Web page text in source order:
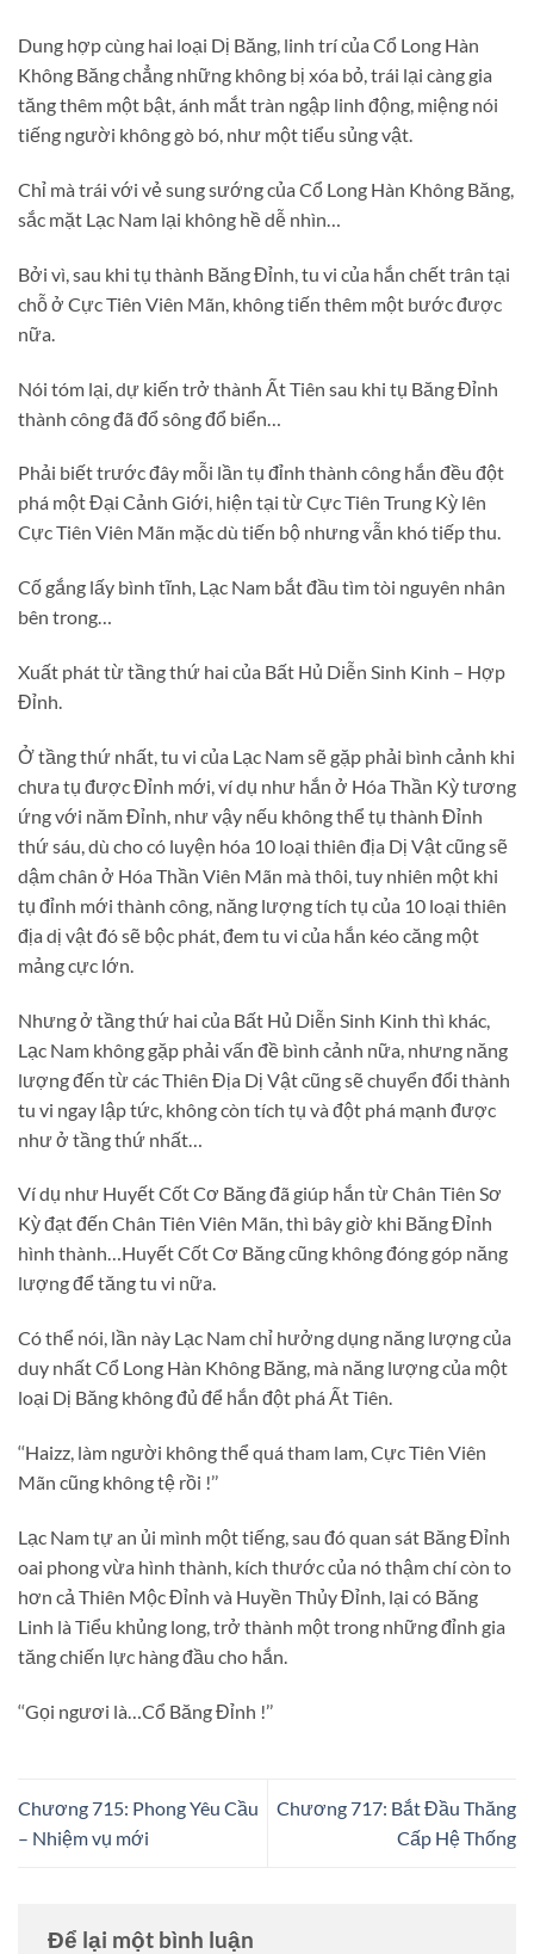
Dung hợp cùng hai loại Dị Băng, linh trí của Cổ Long Hàn
Không Băng chẳng những không bị xóa bỏ, trái lại càng gia
tăng thêm một bật, ánh mắt tràn ngập linh động, miệng nói
tiếng người không gò bó, như một tiểu sủng vật.
Chỉ mà trái với vẻ sung sướng của Cổ Long Hàn Không Băng,
sắc mặt Lạc Nam lại không hề dễ nhìn…
Bởi vì, sau khi tụ thành Băng Đỉnh, tu vi của hắn chết trân tại
chỗ ở Cực Tiên Viên Mãn, không tiến thêm một bước được
nữa.
Nói tóm lại, dự kiến trở thành Ất Tiên sau khi tụ Băng Đỉnh
thành công đã đổ sông đổ biển…
Phải biết trước đây mỗi lần tụ đỉnh thành công hắn đều đột
phá một Đại Cảnh Giới, hiện tại từ Cực Tiên Trung Kỳ lên
Cực Tiên Viên Mãn mặc dù tiến bộ nhưng vẫn khó tiếp thu.
Cố gắng lấy bình tĩnh, Lạc Nam bắt đầu tìm tòi nguyên nhân
bên trong…
Xuất phát từ tầng thứ hai của Bất Hủ Diễn Sinh Kinh – Hợp
Đỉnh.
Ở tầng thứ nhất, tu vi của Lạc Nam sẽ gặp phải bình cảnh khi
chưa tụ được Đỉnh mới, ví dụ như hắn ở Hóa Thần Kỳ tương
ứng với năm Đỉnh, như vậy nếu không thể tụ thành Đỉnh
thứ sáu, dù cho có luyện hóa 10 loại thiên địa Dị Vật cũng sẽ
dậm chân ở Hóa Thần Viên Mãn mà thôi, tuy nhiên một khi
tụ đỉnh mới thành công, năng lượng tích tụ của 10 loại thiên
địa dị vật đó sẽ bộc phát, đem tu vi của hắn kéo căng một
mảng cực lớn.
Nhưng ở tầng thứ hai của Bất Hủ Diễn Sinh Kinh thì khác,
Lạc Nam không gặp phải vấn đề bình cảnh nữa, nhưng năng
lượng đến từ các Thiên Địa Dị Vật cũng sẽ chuyển đổi thành
tu vi ngay lập tức, không còn tích tụ và đột phá mạnh được
như ở tầng thứ nhất…
Ví dụ như Huyết Cốt Cơ Băng đã giúp hắn từ Chân Tiên Sơ
Kỳ đạt đến Chân Tiên Viên Mãn, thì bây giờ khi Băng Đỉnh
hình thành…Huyết Cốt Cơ Băng cũng không đóng góp năng
lượng để tăng tu vi nữa.
Có thể nói, lần này Lạc Nam chỉ hưởng dụng năng lượng của
duy nhất Cổ Long Hàn Không Băng, mà năng lượng của một
loại Dị Băng không đủ để hắn đột phá Ất Tiên.
‘‘Haizz, làm người không thể quá tham lam, Cực Tiên Viên
Mãn cũng không tệ rồi !’’
Lạc Nam tự an ủi mình một tiếng, sau đó quan sát Băng Đỉnh
oai phong vừa hình thành, kích thước của nó thậm chí còn to
hơn cả Thiên Mộc Đỉnh và Huyền Thủy Đỉnh, lại có Băng
Linh là Tiểu khủng long, trở thành một trong những đỉnh gia
tăng chiến lực hàng đầu cho hắn.
‘‘Gọi ngươi là…Cổ Băng Đỉnh !’’
Chương 715: Phong Yêu Cầu
– Nhiệm vụ mới
Chương 717: Bắt Đầu Thăng
Cấp Hệ Thống
Để lại một bình luận